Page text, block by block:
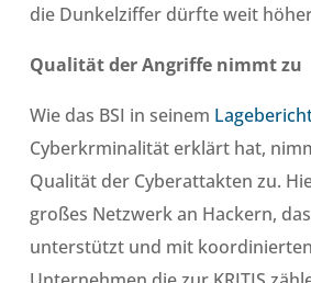
die Dunkelziffer dürfte weit
Qualität der Angriffe nimmt zu
Wie das BSI in seinem
Cyberkrminalität erklärt hat,
Qualität der Cyberattakten zu.
großes Netzwerk an Hackern,
unterstützt und mit